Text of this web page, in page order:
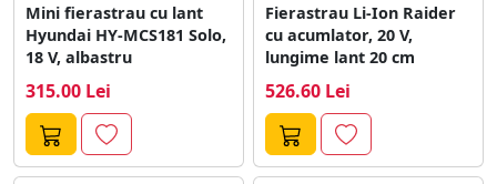
Mini fierastrau cu lant
Hyundai HY-MCS181 Solo,
18 V, albastru
315.00 Lei
Fierastrau Li-Ion Raider
cu acumlator, 20 V,
lungime lant 20 cm
526.60 Lei